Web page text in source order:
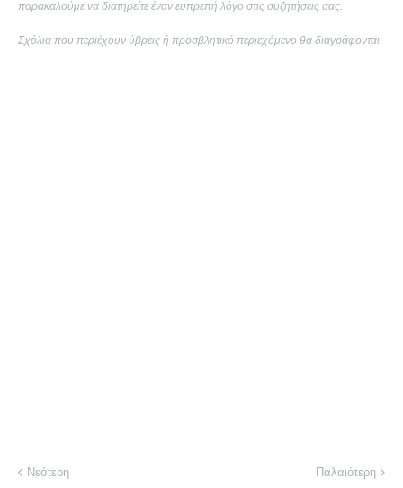
παρακαλούμε να διατηρείτε έναν ευπρεπή λόγο στις συζητήσεις σας.
Σχόλια που περιέχουν ύβρεις ή προσβλητικό περιεχόμενο θα διαγράφονται.
Νεότερη Παλαιότερη